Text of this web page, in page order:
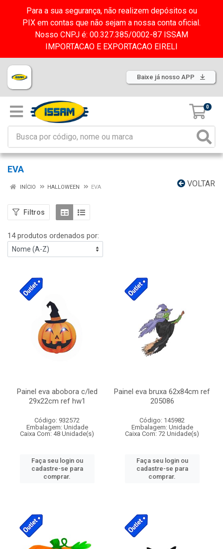
Para a sua segurança, não realizem depósitos ou
PIX em contas que não sejam a nossa conta oficial.
Nosso CNPJ é: 00.327.385/0002-87 ISSAM
IMPORTACAO E EXPORTACAO EIRELI
Baixe já nosso APP
0
EVA
VOLTAR
INÍCIO HALLOWEEN EVA
Filtros
14 produtos ordenados por:
Painel eva abobora c/led
29x22cm ref hw1
Código: 932572
Embalagem: Unidade
Caixa Com: 48 Unidade(s)
Faça seu login ou
cadastre-se para
comprar.
Painel eva bruxa 62x84cm ref
205086
Código: 145982
Embalagem: Unidade
Caixa Com: 72 Unidade(s)
Faça seu login ou
cadastre-se para
comprar.